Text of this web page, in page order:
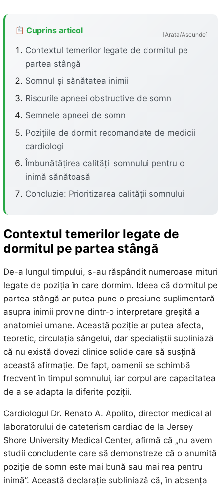
Cuprins articol [Arata/Ascunde]
Contextul temerilor legate de dormitul pe
partea stângă
Somnul și sănătatea inimii
Riscurile apneei obstructive de somn
Semnele apneei de somn
Pozițiile de dormit recomandate de medicii
cardiologi
Îmbunătățirea calității somnului pentru o
inimă sănătoasă
Concluzie: Prioritizarea calității somnului
Contextul temerilor legate de
dormitul pe partea stângă
De-a lungul timpului, s-au răspândit numeroase mituri
legate de poziția în care dormim. Ideea că dormitul pe
partea stângă ar putea pune o presiune suplimentară
asupra inimii provine dintr-o interpretare greșită a
anatomiei umane. Această poziție ar putea afecta,
teoretic, circulația sângelui, dar specialiștii subliniază
că nu există dovezi clinice solide care să susțină
această afirmație. De fapt, oamenii se schimbă
frecvent în timpul somnului, iar corpul are capacitatea
de a se adapta la diferite poziții.
Cardiologul Dr. Renato A. Apolito, director medical al
laboratorului de cateterism cardiac de la Jersey
Shore University Medical Center, afirmă că „nu avem
studii concludente care să demonstreze că o anumită
poziție de somn este mai bună sau mai rea pentru
inimă”. Această declarație subliniază că, în absența